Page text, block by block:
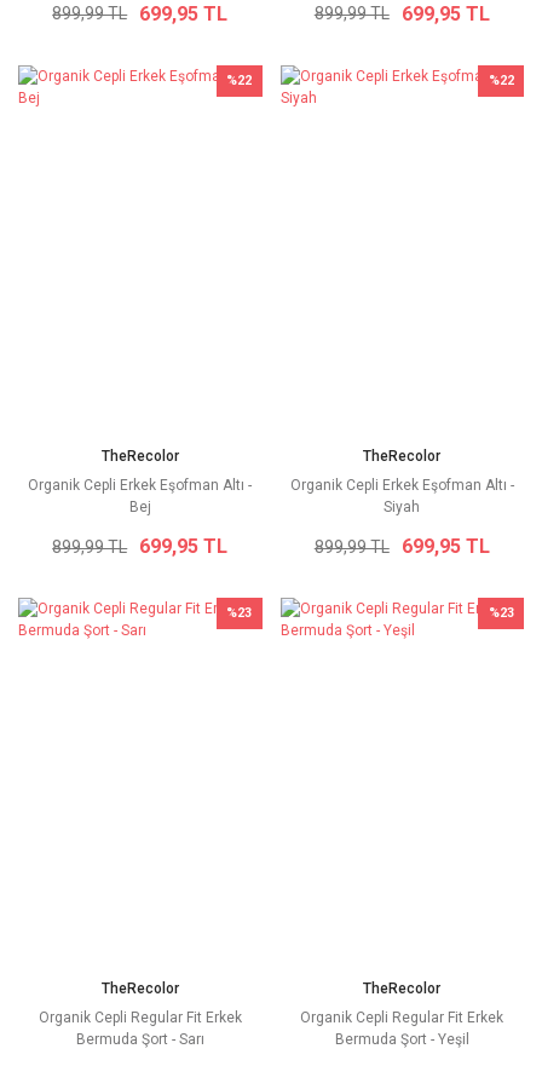
899,99 TL 699,95 TL 899,99 TL 699,95 TL
%22
TheRecolor
Organik Cepli Erkek Eşofman Altı -
Bej
899,99 TL 699,95 TL
%22
TheRecolor
Organik Cepli Erkek Eşofman Altı -
Siyah
899,99 TL 699,95 TL
%23
TheRecolor
Organik Cepli Regular Fit Erkek
Bermuda Şort - Sarı
%23
TheRecolor
Organik Cepli Regular Fit Erkek
Bermuda Şort - Yeşil